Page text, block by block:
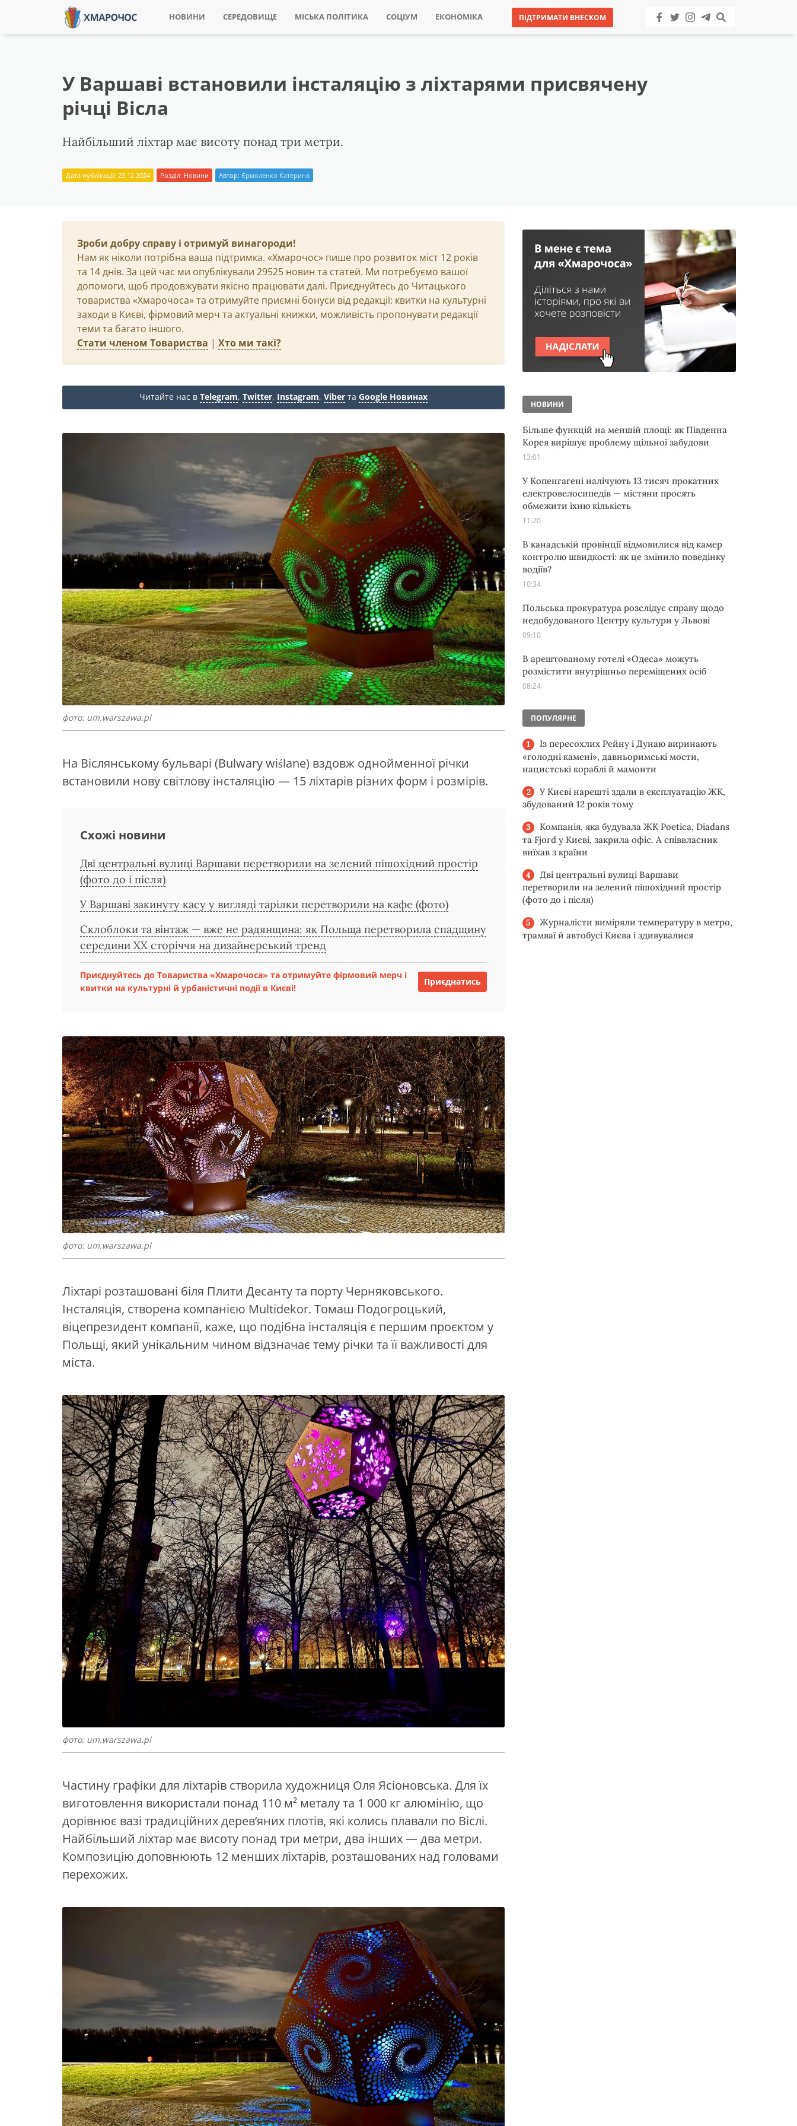
НОВИНИ СЕРЕДОВИЩЕ МІСЬКА ПОЛІТИКА СОЦІУМ ЕКОНОМІКА ПІДТРИМАТИ ВНЕСКОМ
У Варшаві встановили інсталяцію з ліхтарями присвячену
річці Вісла
Найбільший ліхтар має висоту понад три метри.
Дата публікації: 23.12.2024 Розділ: Новини Автор: Єрмоленко Катерина
Зроби добру справу і отримуй винагороди!
Нам як ніколи потрібна ваша підтримка. «Хмарочос» пише про розвиток міст 12 років
та 14 днів. За цей час ми опублікували 29525 новин та статей. Ми потребуємо вашої
допомоги, щоб продовжувати якісно працювати далі. Приєднуйтесь до Читацького
товариства «Хмарочоса» та отримуйте приємні бонуси від редакції: квитки на культурні
заходи в Києві, фірмовий мерч та актуальні книжки, можливість пропонувати редакції
теми та багато іншого.
Стати членом Товариства | Хто ми такі?
Читайте нас в Telegram, Twitter, Instagram, Viber та Google Новинах
фото: um.warszawa.pl
На Віслянському бульварі (Bulwary wiślane) вздовж однойменної річки
встановили нову світлову інсталяцію — 15 ліхтарів різних форм і розмірів.
Схожі новини
Дві центральні вулиці Варшави перетворили на зелений пішохідний простір
(фото до і після)
У Варшаві закинуту касу у вигляді тарілки перетворили на кафе (фото)
Склоблоки та вінтаж — вже не радянщина: як Польща перетворила спадщину
середини ХХ сторіччя на дизайнерський тренд
Приєднуйтесь до Товариства «Хмарочоса» та отримуйте фірмовий мерч і
квитки на культурні й урбаністичні події в Києві!
Приєднатись
фото: um.warszawa.pl
Ліхтарі розташовані біля Плити Десанту та порту Черняковського.
Інсталяція, створена компанією Multidekor. Томаш Подогроцький,
віцепрезидент компанії, каже, що подібна інсталяція є першим проєктом у
Польщі, який унікальним чином відзначає тему річки та її важливості для
міста.
фото: um.warszawa.pl
Частину графіки для ліхтарів створила художниця Оля Ясіоновська. Для їх
виготовлення використали понад 110 м² металу та 1 000 кг алюмінію, що
дорівнює вазі традиційних дерев’яних плотів, які колись плавали по Віслі.
Найбільший ліхтар має висоту понад три метри, два інших — два метри.
Композицію доповнюють 12 менших ліхтарів, розташованих над головами
перехожих.
НОВИНИ
Більше функцій на меншій площі: як Південна
Корея вирішує проблему щільної забудови
13:01
У Копенгагені налічують 13 тисяч прокатних
електровелосипедів — містяни просять
обмежити їхню кількість
11:20
В канадській провінції відмовилися від камер
контролю швидкості: як це змінило поведінку
водіїв?
10:34
Польська прокуратура розслідує справу щодо
недобудованого Центру культури у Львові
09:10
В арештованому готелі «Одеса» можуть
розмістити внутрішньо переміщених осіб
08:24
ПОПУЛЯРНЕ
Із пересохлих Рейну і Дунаю виринають
«голодні камені», давньоримські мости,
нацистські кораблі й мамонти
У Києві нарешті здали в експлуатацію ЖК,
збудований 12 років тому
Компанія, яка будувала ЖК Poetica, Diadans
та Fjord у Києві, закрила офіс. А співвласник
виїхав з країни
Дві центральні вулиці Варшави
перетворили на зелений пішохідний простір
(фото до і після)
Журналісти виміряли температуру в метро,
трамваї й автобусі Києва і здивувалися